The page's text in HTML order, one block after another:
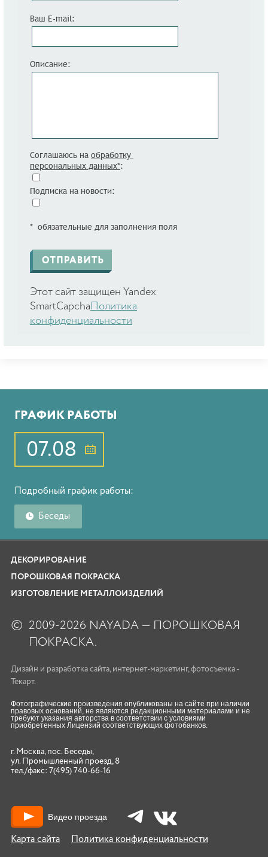
Ваш E-mail:
Описание:
Соглашаюсь на обработку
персональных данных*:
Подписка на новости:
* обязательные для заполнения поля
Этот сайт защищен Yandex
SmartCapcha Политика
конфиденциальности
ГРАФИК РАБОТЫ
07.08
Подробный график работы:
Беседы
ДЕКОРИРОВАНИЕ
ПОРОШКОВАЯ ПОКРАСКА
ИЗГОТОВЛЕНИЕ МЕТАЛЛОИЗДЕЛИЙ
© 2009-2026 NAYADA — ПОРОШКОВАЯ
ПОКРАСКА.
Дизайн и разработка сайта, интернет-маркетинг,фотосъемка -
Текарт.
Фотографические произведения опубликованы на сайте при наличии
правовых оснований, не являются редакционными материалами и не
требуют указания авторства в соответствии с условиями
приобретенных Лицензий соответствующих фотобанков.
г. Москва, пос. Беседы,
ул. Промышленный проезд, 8
тел./факс: 7(495) 740-66-16
Карта сайта Политика конфиденциальности
Видео проезда